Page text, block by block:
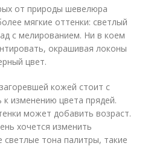
от природы шевелюра
мягкие оттенки: светлый
с мелированием. Ни в коем
окрашивая локоны
цвет.
кожей стоит с
изменению цвета прядей.
может добавить возраст.
хочется изменить
светлые тона палитры, такие